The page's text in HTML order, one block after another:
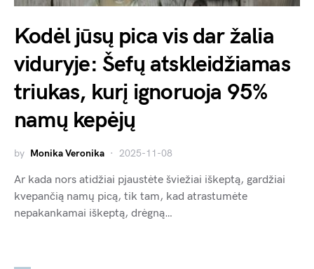
Kodėl jūsų pica vis dar žalia
viduryje: Šefų atskleidžiamas
triukas, kurį ignoruoja 95%
namų kepėjų
by Monika Veronika 2025-11-08
Ar kada nors atidžiai pjaustėte šviežiai iškeptą, gardžiai
kvepančią namų picą, tik tam, kad atrastumėte
nepakankamai iškeptą, drėgną…